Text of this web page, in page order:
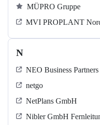
MÜPRO Gruppe
MVI PROPLANT
N
NEO Business
netgo
NetPlans GmbH
Nibler GmbH